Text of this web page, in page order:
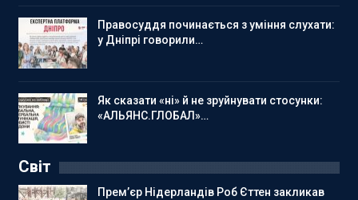
Правосуддя починається з уміння слухати:
у Дніпрі говорили…
Як сказати «ні» й не зруйнувати стосунки:
«АЛЬЯНС.ГЛОБАЛ»…
Світ
Прем’єр Нідерландів Роб Єттен закликав